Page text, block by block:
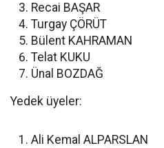
Recai BAŞAR
Turgay ÇÖRÜT
Bülent KAHRAMAN
Telat KUKU
Ünal BOZDAĞ
Yedek üyeler:
Ali Kemal ALPARSLAN